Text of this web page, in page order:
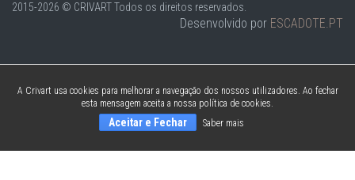
2015-2026 © CRIVARTTodos os direitos reservados.
Desenvolvido por ESCADOTE.PT
A Crivart usa cookies para melhorar a navegação dos nossos utilizadores. Ao fechar
esta mensagem aceita a nossa política de cookies.
Aceitar e Fechar Saber mais